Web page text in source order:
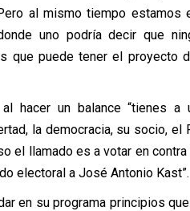
al mismo tiempo estamos
uno podría decir que
que puede tener el proyecto
hacer un balance “tienes a
la democracia, su socio, el
el llamado es a votar en
electoral a José Antonio Kast”.
en su programa principios